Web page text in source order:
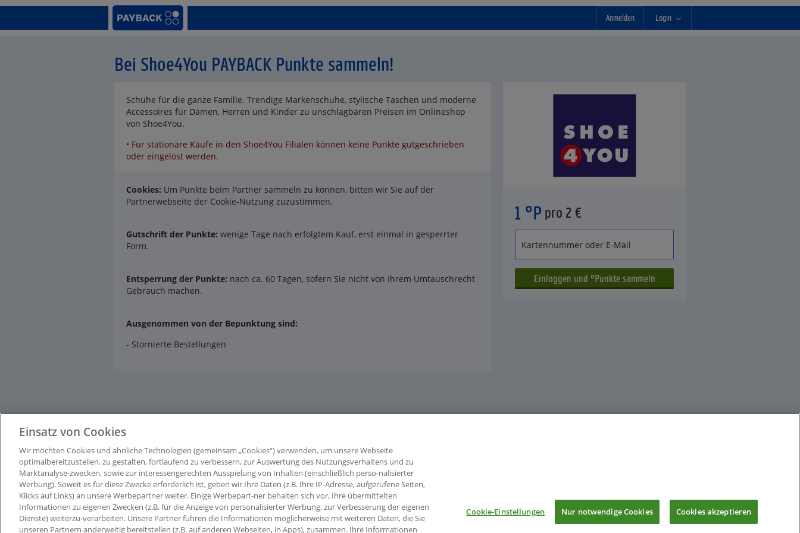
Anmelden Login
Bei Shoe4You PAYBACK Punkte sammeln!
Schuhe für die ganze Familie. Trendige Markenschuhe, stylische Taschen und moderne
Accessoires für Damen, Herren und Kinder zu unschlagbaren Preisen im Onlineshop
von Shoe4You.
• Für stationäre Käufe in den Shoe4You Filialen können keine Punkte gutgeschrieben
oder eingelöst werden.
Cookies: Um Punkte beim Partner sammeln zu können, bitten wir Sie auf der
Partnerwebseite der Cookie-Nutzung zuzustimmen.
Gutschrift der Punkte: wenige Tage nach erfolgtem Kauf, erst einmal in gesperrter
Form.
Entsperrung der Punkte: nach ca. 60 Tagen, sofern Sie nicht von Ihrem Umtauschrecht
Gebrauch machen.
Ausgenommen von der Bepunktung sind:
- Stornierte Bestellungen
1 °P pro 2 €
Einsatz von Cookies
Wir möchten Cookies und ähnliche Technologien (gemeinsam „Cookies“) verwenden, um unsere Webseite
optimalbereitzustellen, zu gestalten, fortlaufend zu verbessern, zur Auswertung des Nutzungsverhaltens und zu
Marktanalyse-zwecken, sowie zur interessengerechten Ausspielung von Inhalten (einschließlich perso-nalisierter
Werbung). Soweit es für diese Zwecke erforderlich ist, geben wir Ihre Daten (z.B. Ihre IP-Adresse, aufgerufene Seiten,
Klicks auf Links) an unsere Werbepartner weiter. Einige Werbepart-ner behalten sich vor, Ihre übermittelten
Informationen zu eigenen Zwecken (z.B. für die Anzeige von personalisierter Werbung, zur Verbesserung der eigenen
Dienste) weiterzu-verarbeiten. Unsere Partner führen die Informationen möglicherweise mit weiteren Daten, die Sie
unseren Partnern anderweitig bereitstellen (z.B. auf anderen Webseiten, in Apps), zusammen. Ihre Informationen
Cookie-Einstellungen Nur notwendige Cookies Cookies akzeptieren